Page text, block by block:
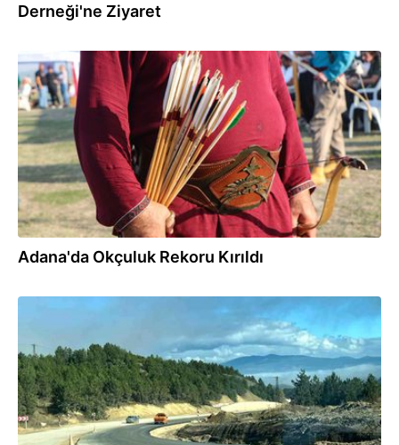
Derneği'ne Ziyaret
10.11.2025
Adana'da Okçuluk Rekoru Kırıldı